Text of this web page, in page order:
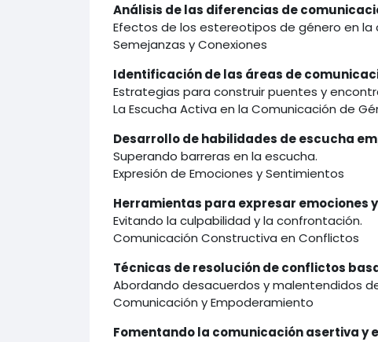
Análisis de las diferencias de
Efectos de los estereotipos de género en la
Semejanzas y Conexiones
Identificación de las áreas de
Estrategias para construir puentes y
La Escucha Activa en la Comunicación de
Desarrollo de habilidades de escucha
Superando barreras en la escucha.
Expresión de Emociones y Sentimientos
Herramientas para expresar emociones
Evitando la culpabilidad y la confrontación.
Comunicación Constructiva en Conflictos
Técnicas de resolución de conflictos
Abordando desacuerdos y malentendidos
Comunicación y Empoderamiento
Fomentando la comunicación asertiva y